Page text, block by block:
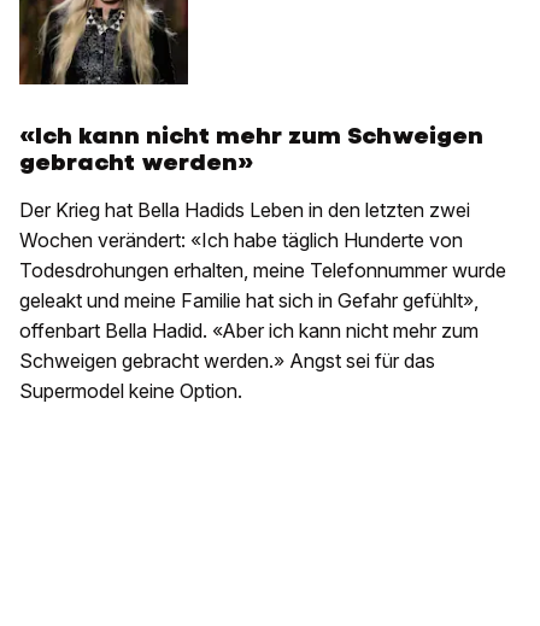
«Ich kann nicht mehr zum Schweigen
gebracht werden»
Der Krieg hat Bella Hadids Leben in den letzten zwei
Wochen verändert: «Ich habe täglich Hunderte von
Todesdrohungen erhalten, meine Telefonnummer wurde
geleakt und meine Familie hat sich in Gefahr gefühlt»,
offenbart Bella Hadid. «Aber ich kann nicht mehr zum
Schweigen gebracht werden.» Angst sei für das
Supermodel keine Option.